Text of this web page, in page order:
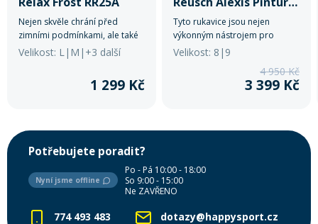
Nejen skvěle chrání před
zimními podmínkami, ale také
poskytují mužům vkusný a
moderní doplněk pro každý
Velikost: L|M|+3 další
1 299 Kč
Tyto rukavice jsou nejen
výkonným nástrojem pro
sjezdové lyžování na vrcholové
úrovni, ale také stylovým
doplňkem pro muže, kteří
očekávají špičkový design a
Velikost: 8|9
4 950 Kč
3 399 Kč
Potřebujete poradit?
Nyní jsme offline
Po - Pá 10:00 - 18:00
So 9:00 - 15:00
Ne ZAVŘENO
774 493 483 dotazy@happysport.cz